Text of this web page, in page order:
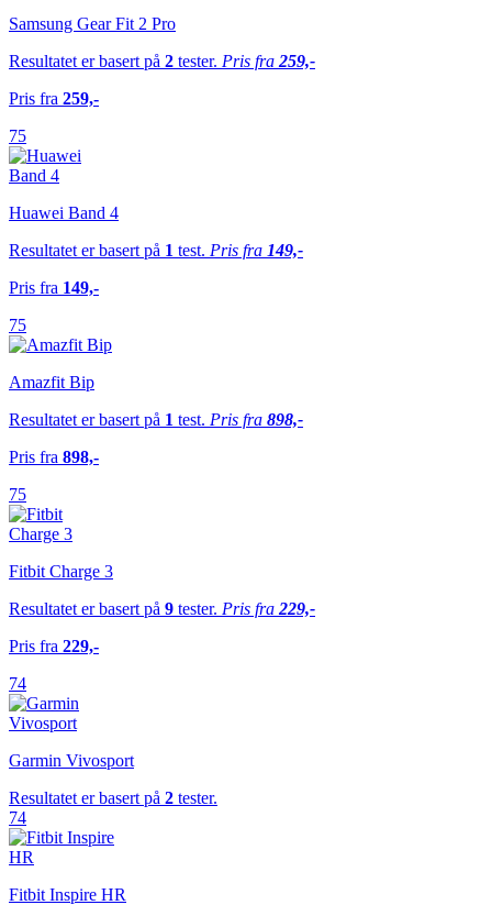
Samsung Gear Fit 2 Pro
Resultatet er basert på 2 tester. Pris fra 259,-
Pris fra 259,-
75
Huawei Band 4
Resultatet er basert på 1 test. Pris fra 149,-
Pris fra 149,-
75
Amazfit Bip
Resultatet er basert på 1 test. Pris fra 898,-
Pris fra 898,-
75
Fitbit Charge 3
Resultatet er basert på 9 tester. Pris fra 229,-
Pris fra 229,-
74
Garmin Vivosport
Resultatet er basert på 2 tester.
74
Fitbit Inspire HR